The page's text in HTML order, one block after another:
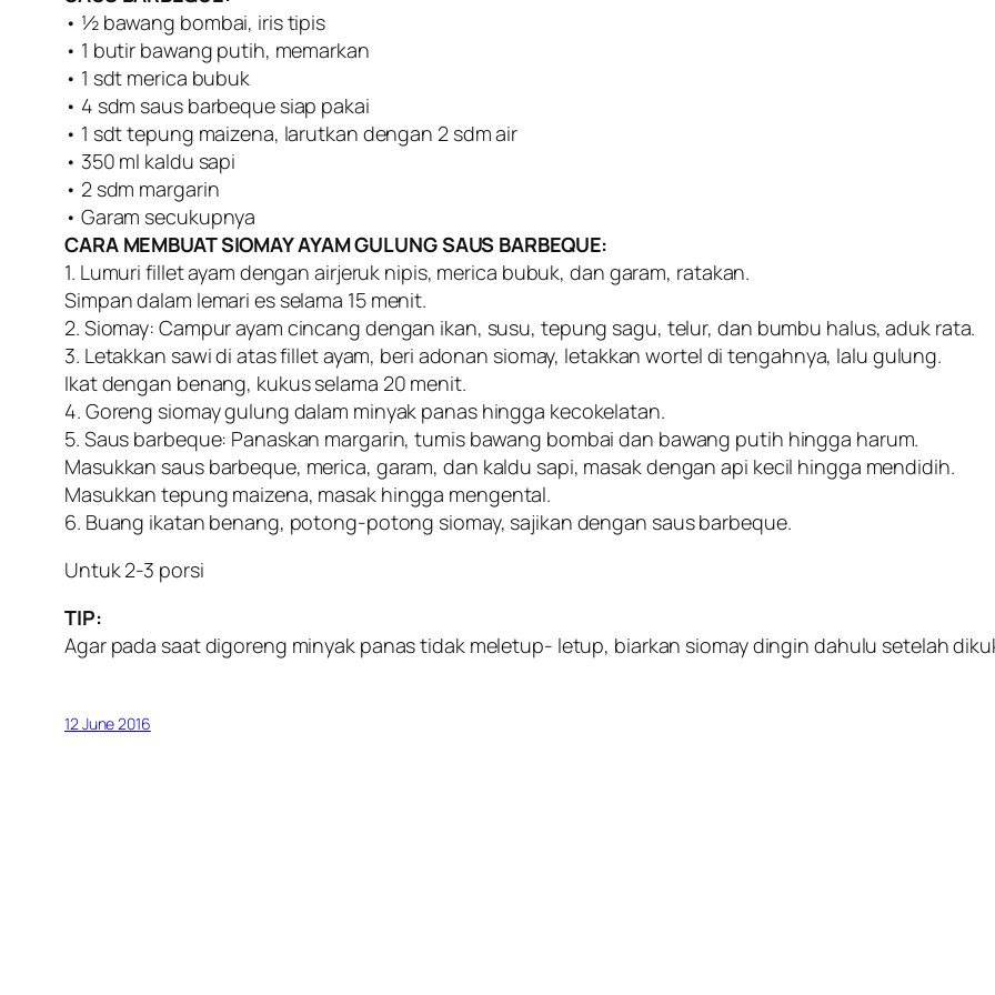
• ½ bawang bombai, iris tipis
• 1 butir bawang putih, memarkan
• 1 sdt merica bubuk
• 4 sdm saus barbeque siap pakai
• 1 sdt tepung maizena, larutkan dengan 2 sdm air
• 350 ml kaldu sapi
• 2 sdm margarin
• Garam secukupnya
CARA MEMBUAT SIOMAY AYAM GULUNG SAUS BARBEQUE:
1. Lumuri fillet ayam dengan airjeruk nipis, merica bubuk, dan garam, ratakan.
Simpan dalam lemari es selama 15 menit.
2. Siomay: Campur ayam cincang dengan ikan, susu, tepung sagu, telur, dan bumbu halus, aduk rata.
3. Letakkan sawi di atas fillet ayam, beri adonan siomay, letakkan wortel di tengahnya, lalu gulung.
Ikat dengan benang, kukus selama 20 menit.
4. Goreng siomay gulung dalam minyak panas hingga kecokelatan.
5. Saus barbeque: Panaskan margarin, tumis bawang bombai dan bawang putih hingga harum.
Masukkan saus barbeque, merica, garam, dan kaldu sapi, masak dengan api kecil hingga mendidih.
Masukkan tepung maizena, masak hingga mengental.
6. Buang ikatan benang, potong-potong siomay, sajikan dengan saus barbeque.
Untuk 2-3 porsi
TIP:
Agar pada saat digoreng minyak panas tidak meletup- letup, biarkan siomay dingin dahulu setelah
12 June 2016